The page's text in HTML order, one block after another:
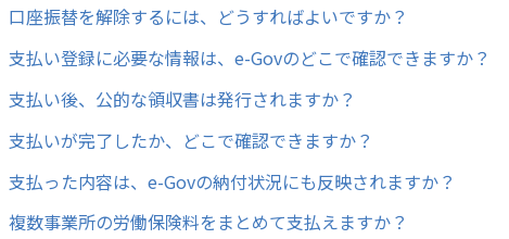
口座振替を解除するには、どうすればよいですか？
支払い登録に必要な情報は、e-Govのどこで確認できますか？
支払い後、公的な領収書は発行されますか？
支払いが完了したか、どこで確認できますか？
支払った内容は、e-Govの納付状況にも反映されますか？
複数事業所の労働保険料をまとめて支払えますか？